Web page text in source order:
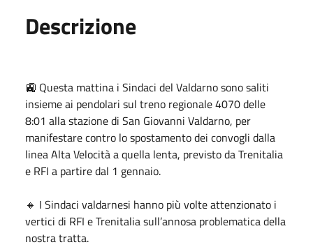
Descrizione
🚉 Questa mattina i Sindaci del Valdarno sono saliti
insieme ai pendolari sul treno regionale 4070 delle
8:01 alla stazione di San Giovanni Valdarno, per
manifestare contro lo spostamento dei convogli dalla
linea Alta Velocità a quella lenta, previsto da Trenitalia
e RFI a partire dal 1 gennaio.
🔸 I Sindaci valdarnesi hanno più volte attenzionato i
vertici di RFI e Trenitalia sull’annosa problematica della
nostra tratta.